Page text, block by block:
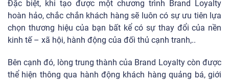
Đặc biệt, khi tạo được một chương trình Brand Loyalty
hoàn hảo, chắc chắn khách hàng sẽ luôn có sự ưu tiên lựa
chọn thương hiệu của bạn bất kể có sự thay đổi của nền
kinh tế – xã hội, hành động của đối thủ cạnh tranh,..
Bên cạnh đó, lòng trung thành của Brand Loyalty còn được
thể hiện thông qua hành động khách hàng quảng bá, giới